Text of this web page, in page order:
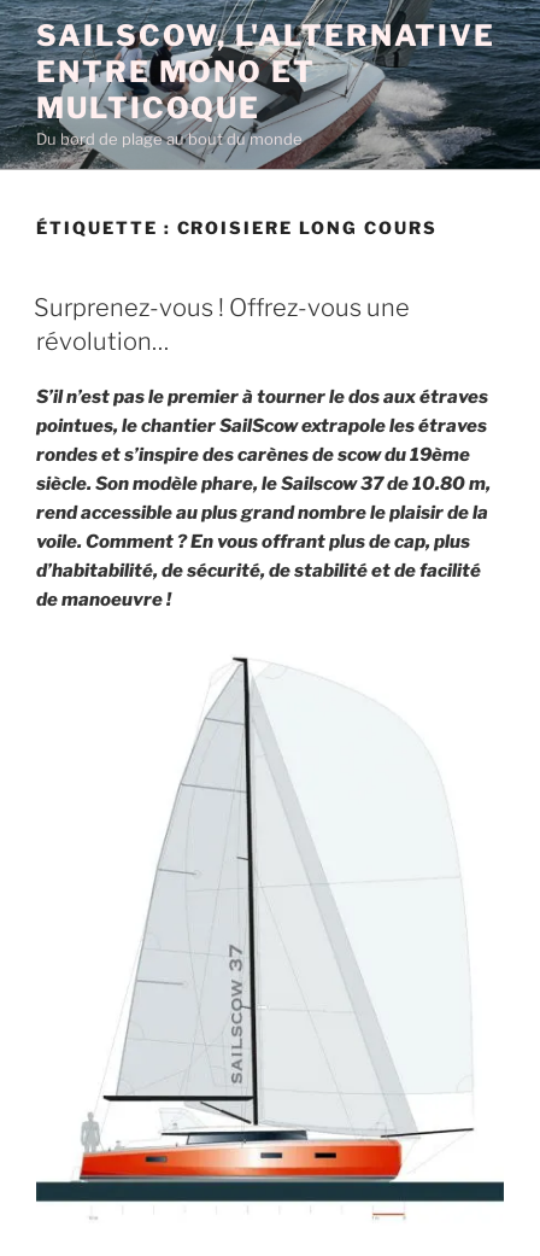
Aller
au
contenu
principal
SAILSCOW, L'ALTERNATIVE
ENTRE MONO ET
MULTICOQUE
Du bord de plage au bout du monde
ÉTIQUETTE : CROISIERE LONG COURS
PUBLIÉ
LE
Surprenez-vous ! Offrez-vous une
révolution…
S’il n’est pas le premier à tourner le dos aux étraves
pointues, le chantier SailScow extrapole les étraves
rondes et s’inspire des carènes de scow du 19ème
siècle. Son modèle phare, le Sailscow 37 de 10.80 m,
rend accessible au plus grand nombre le plaisir de la
voile. Comment ? En vous offrant plus de cap, plus
d’habitabilité, de sécurité, de stabilité et de facilité
de manoeuvre !